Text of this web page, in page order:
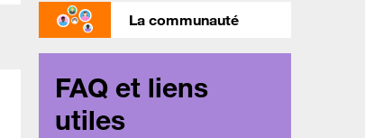
La communauté
FAQ et liens
utiles